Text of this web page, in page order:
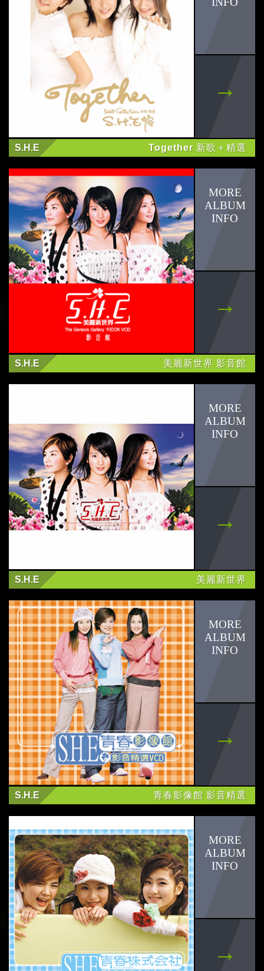
S.H.E Together 新歌＋精選
S.H.E 美麗新世界 影音館
S.H.E 美麗新世界
S.H.E 青春影像館 影音精選